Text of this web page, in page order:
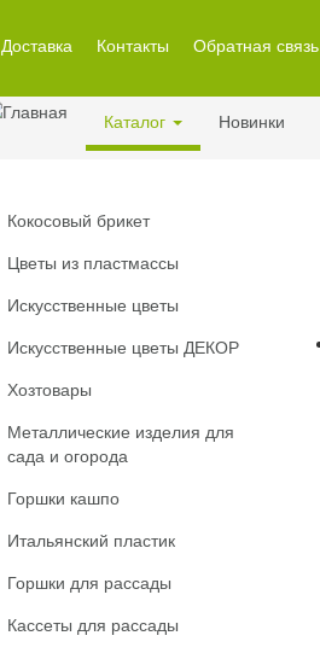
Доставка Контакты Обратная связь
Каталог Новинки
Кокосовый брикет
Цветы из пластмассы
Искусственные цветы
Искусственные цветы ДЕКОР
Хозтовары
Металлические изделия для
сада и огорода
Горшки кашпо
Итальянский пластик
Горшки для рассады
Кассеты для рассады